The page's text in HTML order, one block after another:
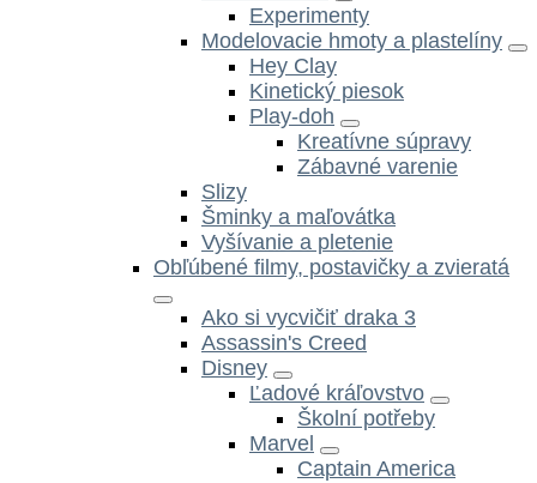
Experimenty
Modelovacie hmoty a plastelíny
Hey Clay
Kinetický piesok
Play-doh
Kreatívne súpravy
Zábavné varenie
Slizy
Šminky a maľovátka
Vyšívanie a pletenie
Obľúbené filmy, postavičky a zvieratá
Ako si vycvičiť draka 3
Assassin's Creed
Disney
Ľadové kráľovstvo
Školní potřeby
Marvel
Captain America